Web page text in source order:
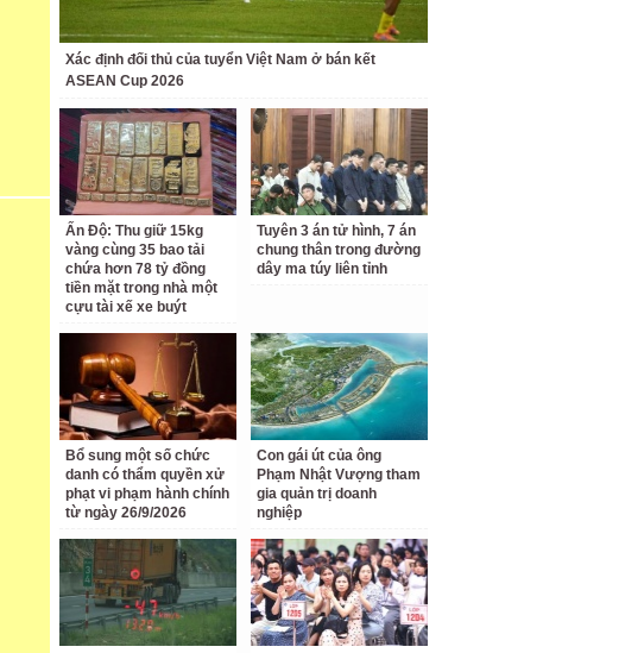
Xác định đối thủ của tuyển Việt Nam ở bán kết
ASEAN Cup 2026
Ấn Độ: Thu giữ 15kg
vàng cùng 35 bao tải
chứa hơn 78 tỷ đồng
tiền mặt trong nhà một
cựu tài xế xe buýt
Tuyên 3 án tử hình, 7 án
chung thân trong đường
dây ma túy liên tỉnh
Bổ sung một số chức
danh có thẩm quyền xử
phạt vi phạm hành chính
từ ngày 26/9/2026
Con gái út của ông
Phạm Nhật Vượng tham
gia quản trị doanh
nghiệp